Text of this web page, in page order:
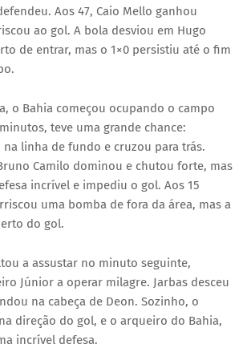
Aos 47, Caio Mello ganhou
ao gol. A bola desviou em Hugo
de entrar, mas o 1×0 persistiu até o fim
o Bahia começou ocupando o campo
teve uma grande chance:
na linha de fundo e cruzou para trás.
Camilo dominou e chutou forte, mas
incrível e impediu o gol. Aos 15
uma bomba de fora da área, mas a
do gol.
a assustar no minuto seguinte,
Júnior a operar milagre. Jarbas desceu
na cabeça de Deon. Sozinho, o
direção do gol, e o arqueiro do Bahia,
incrível defesa.